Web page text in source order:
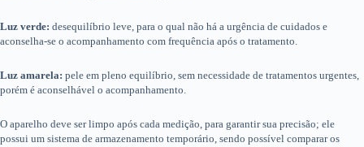
Luz verde: desequilíbrio leve, para o qual não há a urgência de cuidados e
aconselha-se o acompanhamento com frequência após o tratamento.
Luz amarela: pele em pleno equilíbrio, sem necessidade de tratamentos urgentes,
porém é aconselhável o acompanhamento.
O aparelho deve ser limpo após cada medição, para garantir sua precisão; ele
possui um sistema de armazenamento temporário, sendo possível comparar os